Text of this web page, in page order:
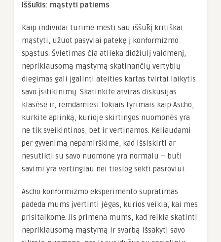
Iššūkis: mąstyti patiems
Kaip individai turime mesti sau iššūkį kritiškai
mąstyti, užuot pasyviai patekę į konformizmo
spąstus. Švietimas čia atlieka didžiulį vaidmenį;
nepriklausomą mąstymą skatinančių vertybių
diegimas gali įgalinti ateities kartas tvirtai laikytis
savo įsitikinimų. Skatinkite atviras diskusijas
klasėse ir, remdamiesi tokiais tyrimais kaip Ascho,
kurkite aplinką, kurioje skirtingos nuomonės yra
ne tik sveikintinos, bet ir vertinamos. Keliaudami
per gyvenimą nepamirškime, kad išsiskirti ar
nesutikti su savo nuomone yra normalu – būti
savimi yra vertingiau nei tiesiog sekti pasroviui.
Ascho konformizmo eksperimento supratimas
padeda mums įvertinti jėgas, kurios veikia, kai mes
prisitaikome. Jis primena mums, kad reikia skatinti
nepriklausomą mąstymą ir svarbą išsakyti savo